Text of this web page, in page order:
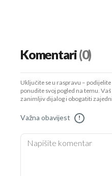
Komentari(0)
Uključite se u raspravu –
ponudite svoj pogled na temu.
zanimljiv dijalog i obogatiti
Važna obavijest !